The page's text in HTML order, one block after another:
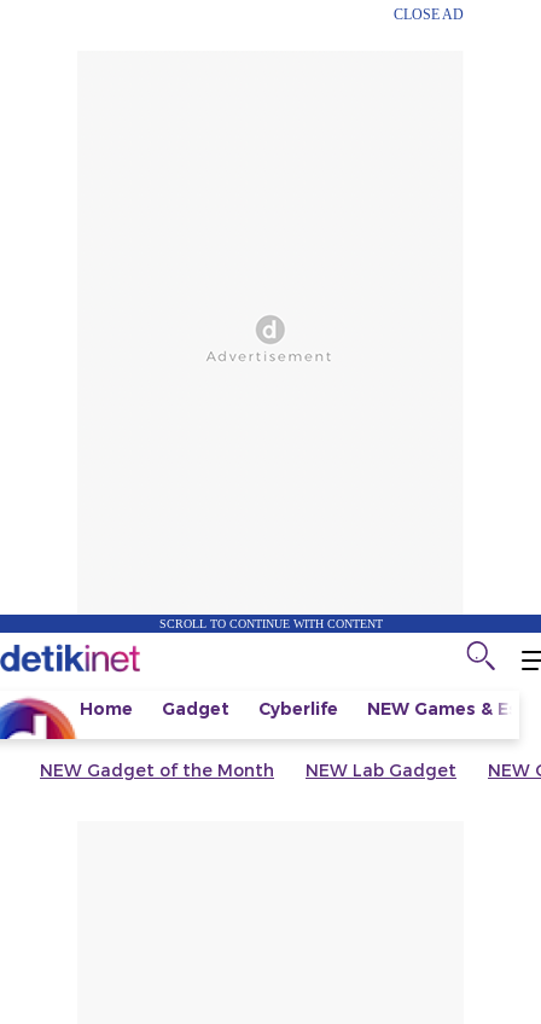
CLOSE AD
SCROLL TO CONTINUE WITH CONTENT
Home Gadget Cyberlife NEW Games &
NEW Gadget of the Month NEW Lab Gadget NEW